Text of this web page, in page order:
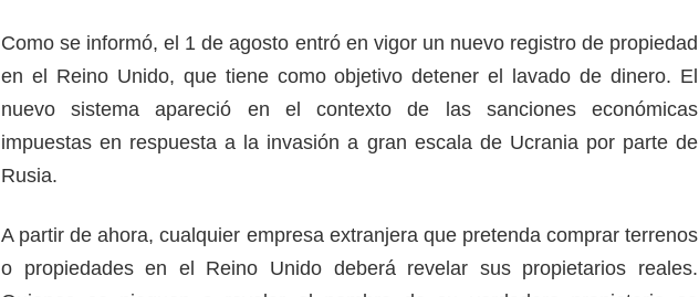
Como se informó, el 1 de agosto entró en vigor un nuevo registro de propiedad
en el Reino Unido, que tiene como objetivo detener el lavado de dinero. El
nuevo sistema apareció en el contexto de las sanciones económicas
impuestas en respuesta a la invasión a gran escala de Ucrania por parte de
Rusia.
A partir de ahora, cualquier empresa extranjera que pretenda comprar terrenos
o propiedades en el Reino Unido deberá revelar sus propietarios reales.